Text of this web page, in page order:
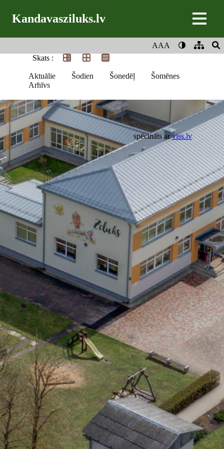
Kandavasziluks.lv
AAA
Skats :
Aktuālie Šodien Šonedēļ
Šomēnes
Arhīvs
spēcināts arviss.lv